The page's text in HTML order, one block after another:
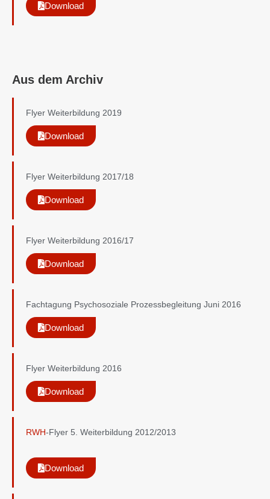
Download
Aus dem Archiv
Flyer Weiterbildung 2019
Download
Flyer Weiterbildung 2017/18
Download
Flyer Weiterbildung 2016/17
Download
Fachtagung Psychosoziale Prozessbegleitung Juni 2016
Download
Flyer Weiterbildung 2016
Download
RWH-Flyer 5. Weiterbildung 2012/2013
Download